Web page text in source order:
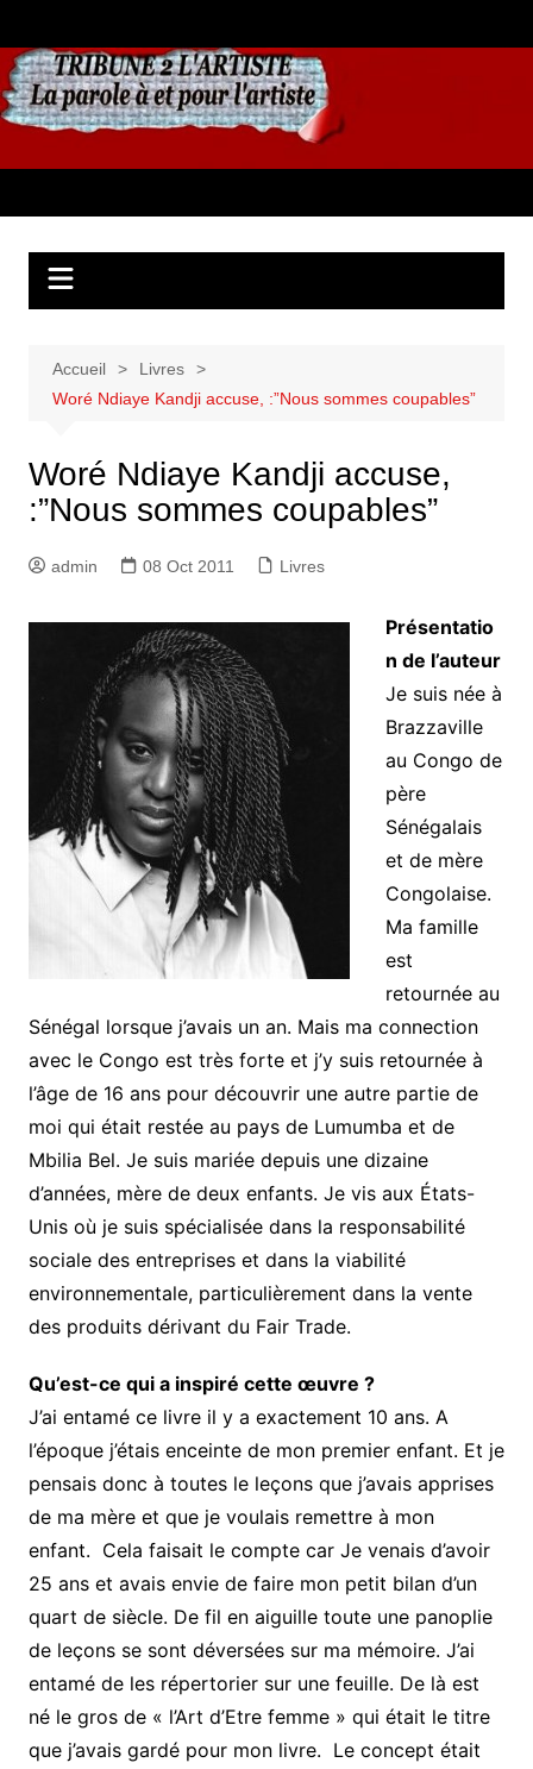
au
contenu
Accueil
Livres
Woré Ndiaye Kandji accuse, :”Nous sommes coupables”
Woré Ndiaye Kandji accuse,
:”Nous sommes coupables”
admin 08 Oct 2011 Livres
Présentatio
n de l’auteur
Je suis née à
Brazzaville
au Congo de
père
Sénégalais
et de mère
Congolaise.
Ma famille
est
retournée au
Sénégal lorsque j’avais un an. Mais ma connection
avec le Congo est très forte et j’y suis retournée à
l’âge de 16 ans pour découvrir une autre partie de
moi qui était restée au pays de Lumumba et de
Mbilia Bel. Je suis mariée depuis une dizaine
d’années, mère de deux enfants. Je vis aux États-
Unis où je suis spécialisée dans la responsabilité
sociale des entreprises et dans la viabilité
environnementale, particulièrement dans la vente
des produits dérivant du Fair Trade.
Qu’est-ce qui a inspiré cette œuvre ?
J’ai entamé ce livre il y a exactement 10 ans. A
l’époque j’étais enceinte de mon premier enfant. Et je
pensais donc à toutes le leçons que j’avais apprises
de ma mère et que je voulais remettre à mon
enfant. Cela faisait le compte car Je venais d’avoir
25 ans et avais envie de faire mon petit bilan d’un
quart de siècle. De fil en aiguille toute une panoplie
de leçons se sont déversées sur ma mémoire. J’ai
entamé de les répertorier sur une feuille. De là est
né le gros de « l’Art d’Etre femme » qui était le titre
que j’avais gardé pour mon livre. Le concept était